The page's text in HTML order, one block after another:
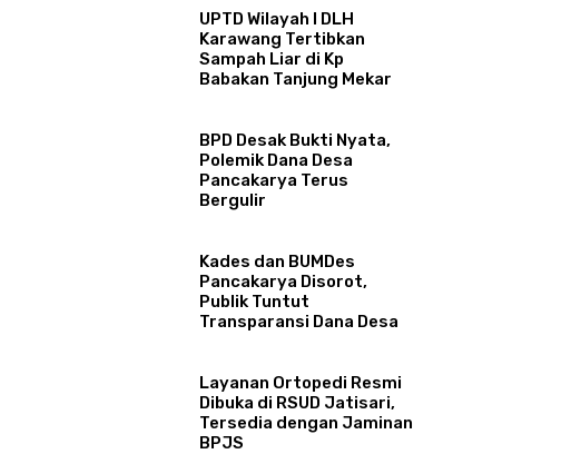
UPTD Wilayah I DLH
Karawang Tertibkan
Sampah Liar di Kp
Babakan Tanjung Mekar
BPD Desak Bukti Nyata,
Polemik Dana Desa
Pancakarya Terus
Bergulir
Kades dan BUMDes
Pancakarya Disorot,
Publik Tuntut
Transparansi Dana Desa
Layanan Ortopedi Resmi
Dibuka di RSUD Jatisari,
Tersedia dengan Jaminan
BPJS